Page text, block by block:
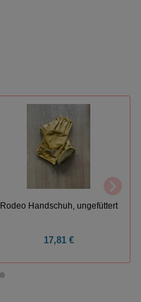
Rodeo Handschuh, ungefüttert
17,81 €